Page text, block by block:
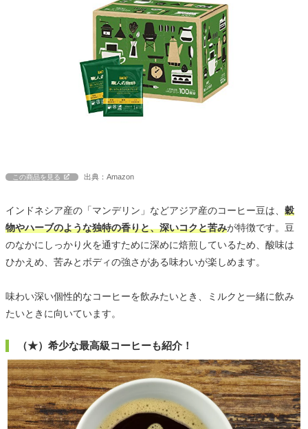
この商品を見る 出典：Amazon
インドネシア産の「マンデリン」などアジア産のコーヒー豆は、 穀
物やハーブのような独特の香りと、深いコクと苦みが特徴です。豆
のなかにしっかり火を通すために深めに焙煎しているため、酸味は
ひかえめ、苦みとボディの強さがある味わいが楽しめます。
味わい深い個性的なコーヒーを飲みたいとき、ミルクと一緒に飲み
たいときに向いています。
（★）希少な最高級コーヒーも紹介！